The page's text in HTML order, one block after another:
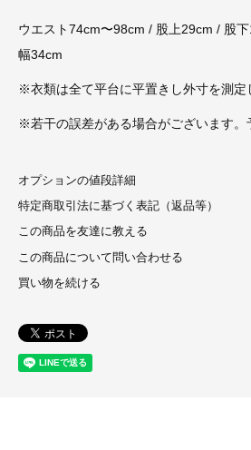
ウエスト74cm〜98cm / 股上29cm / 股
幅34cm
※衣類は全て平台に平置きし外寸を測定
※若干の誤差がある場合がございます。
オプションの値段詳細
特定商取引法に基づく表記（返品等）
この商品を友達に教える
この商品について問い合わせる
買い物を続ける